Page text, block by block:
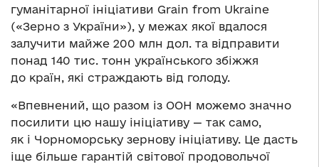
гуманітарної ініціативи Grain from Ukraine
(«Зерно з України»), у межах якої вдалося
залучити майже 200 млн дол. та відправити
понад 140 тис. тонн українського збіжжя
до країн, які страждають від голоду.
«Впевнений, що разом із ООН можемо значно
посилити цю нашу ініціативу — так само,
як і Чорноморську зернову ініціативу. Це дасть
іще більше гарантій світової продовольчої